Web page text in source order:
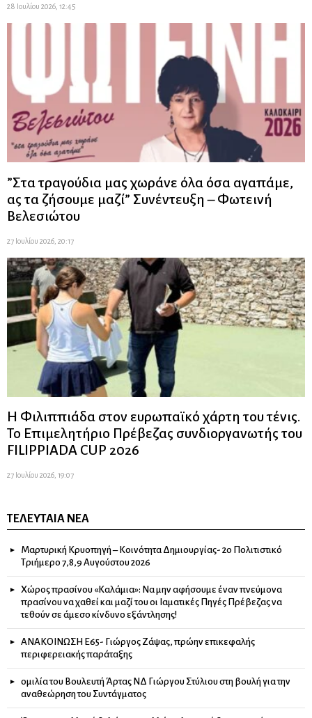
28 Ιουλίου 2026, 12:45
”Στα τραγούδια μας χωράνε όλα όσα αγαπάμε,
ας τα ζήσουμε μαζί” Συνέντευξη – Φωτεινή
Βελεσιώτου
27 Ιουλίου 2026, 20:17
Η Φιλιππιάδα στον ευρωπαϊκό χάρτη του τένις.
Το Επιμελητήριο Πρέβεζας συνδιοργανωτής του
FILIPPIADA CUP 2026
27 Ιουλίου 2026, 19:07
ΤΕΛΕΥΤΑΊΑ ΝΈΑ
Μαρτυρική Κρυοπηγή – Κοινότητα Δημιουργίας- 2ο Πολιτιστικό
Τριήμερο 7,8,9 Αυγούστου 2026
Χώρος πρασίνου «Καλάμια»: Να μην αφήσουμε έναν πνεύμονα
πρασίνου να χαθεί και μαζί του οι Ιαματικές Πηγές Πρέβεζας να
τεθούν σε άμεσο κίνδυνο εξάντλησης!
ΑΝΑΚΟΙΝΩΣΗ Ε65- Γιώργος Ζάψας, πρώην επικεφαλής
περιφερειακής παράταξης
ομιλία του Βουλευτή Άρτας ΝΔ Γιώργου Στύλιου στη βουλή για την
αναθεώρηση του Συντάγματος